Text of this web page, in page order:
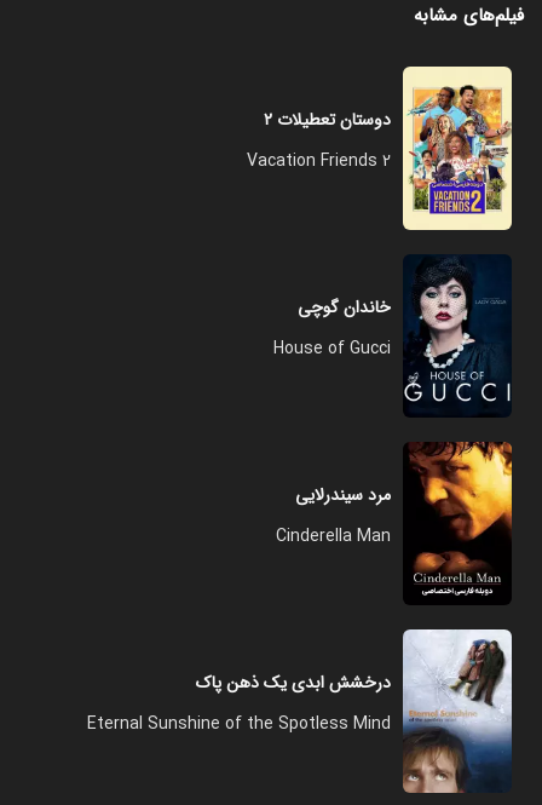
فیلم‌های مشابه
دوستان تعطیلات ۲
Vacation Friends 2
خاندان گوچی
House of Gucci
مرد سیندرلایی
Cinderella Man
درخشش ابدی یک ذهن پاک
Eternal Sunshine of the Spotless Mind